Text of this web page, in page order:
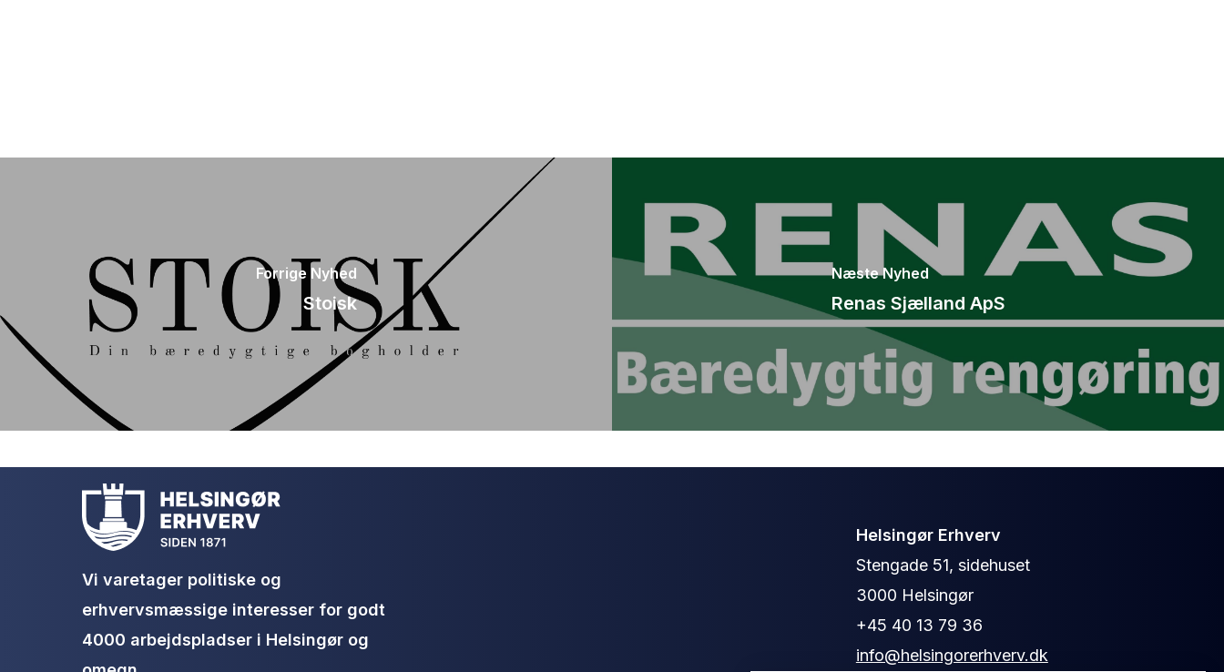
Forrige Nyhed
Stoisk
Næste Nyhed
Renas Sjælland ApS
Vi varetager politiske og
erhvervsmæssige interesser for godt
4000 arbejdspladser i Helsingør og
Helsingør Erhverv
Stengade 51, sidehuset
3000 Helsingør
+45 40 13 79 36
info@helsingorerhverv.dk